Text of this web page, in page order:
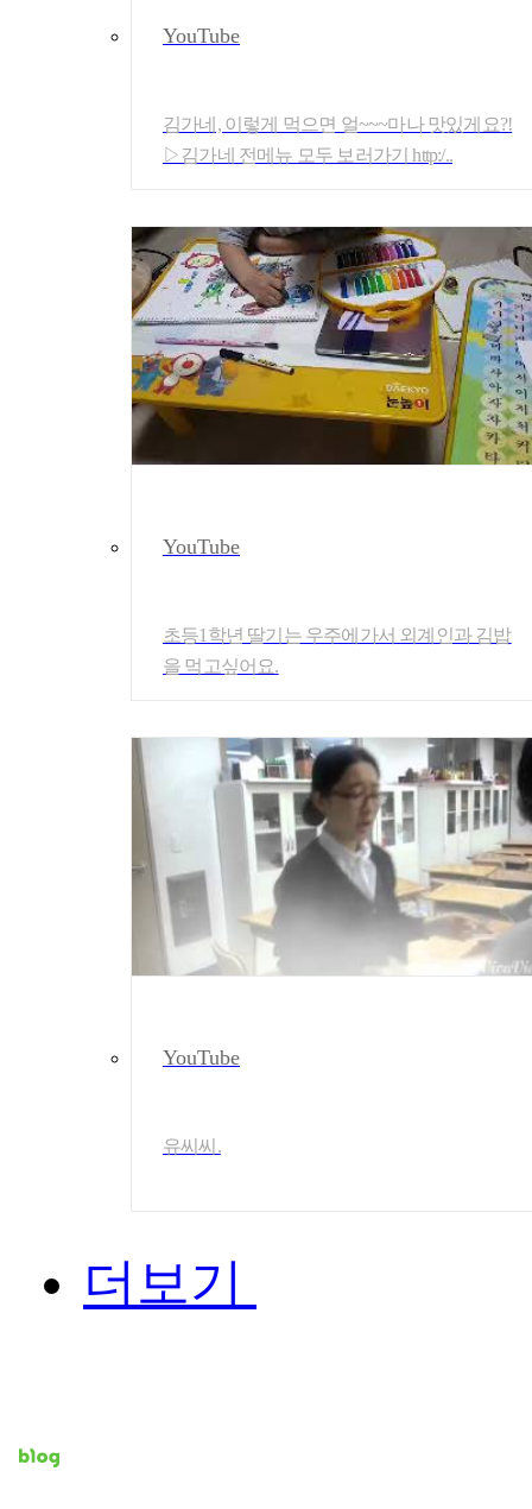
YouTube
김가네, 이렇게 먹으면 얼~~~마나 맛있게요?!
▷김가네 전메뉴 모두 보러가기 http:/..
YouTube
초등1학년 딸기는 우주에가서 외계인과 김밥
을 먹고싶어요.
YouTube
유씨씨.
더보기